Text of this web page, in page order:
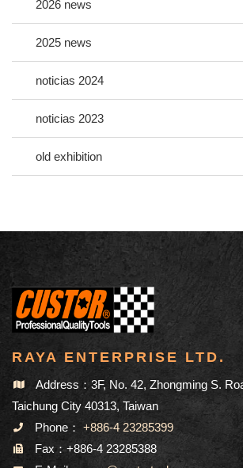
2026 news
2025 news
noticias 2024
noticias 2023
old exhibition
RAYA ENTERPRISE LTD.
Address：3F, No. 42, Zhongming S.
Taichung City 40313, Taiwan
Phone： +886-4 23285399
Fax：+886-4 23285388